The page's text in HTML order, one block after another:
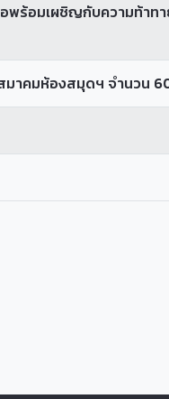
พร้อมเผชิญกับความท้าท
าคมห้องสมุดฯ จำนวน